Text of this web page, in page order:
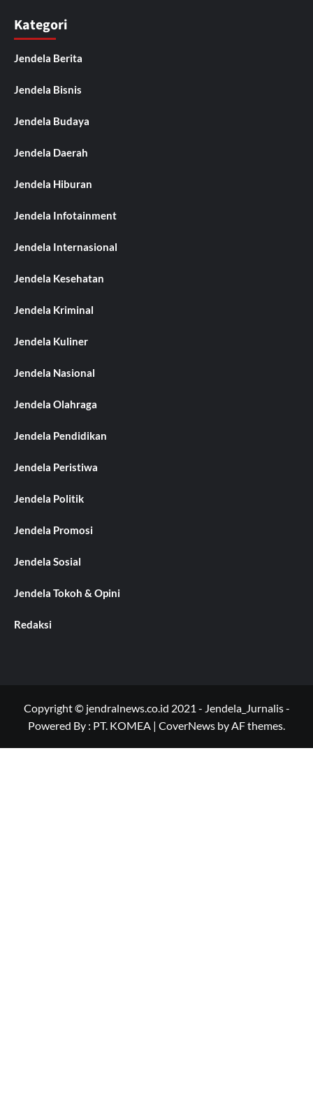
Kategori
Jendela Berita
Jendela Bisnis
Jendela Budaya
Jendela Daerah
Jendela Hiburan
Jendela Infotainment
Jendela Internasional
Jendela Kesehatan
Jendela Kriminal
Jendela Kuliner
Jendela Nasional
Jendela Olahraga
Jendela Pendidikan
Jendela Peristiwa
Jendela Politik
Jendela Promosi
Jendela Sosial
Jendela Tokoh & Opini
Redaksi
Copyright © jendralnews.co.id 2021 - Jendela_Jurnalis -
Powered By : PT. KOMEA | CoverNews by AF themes.